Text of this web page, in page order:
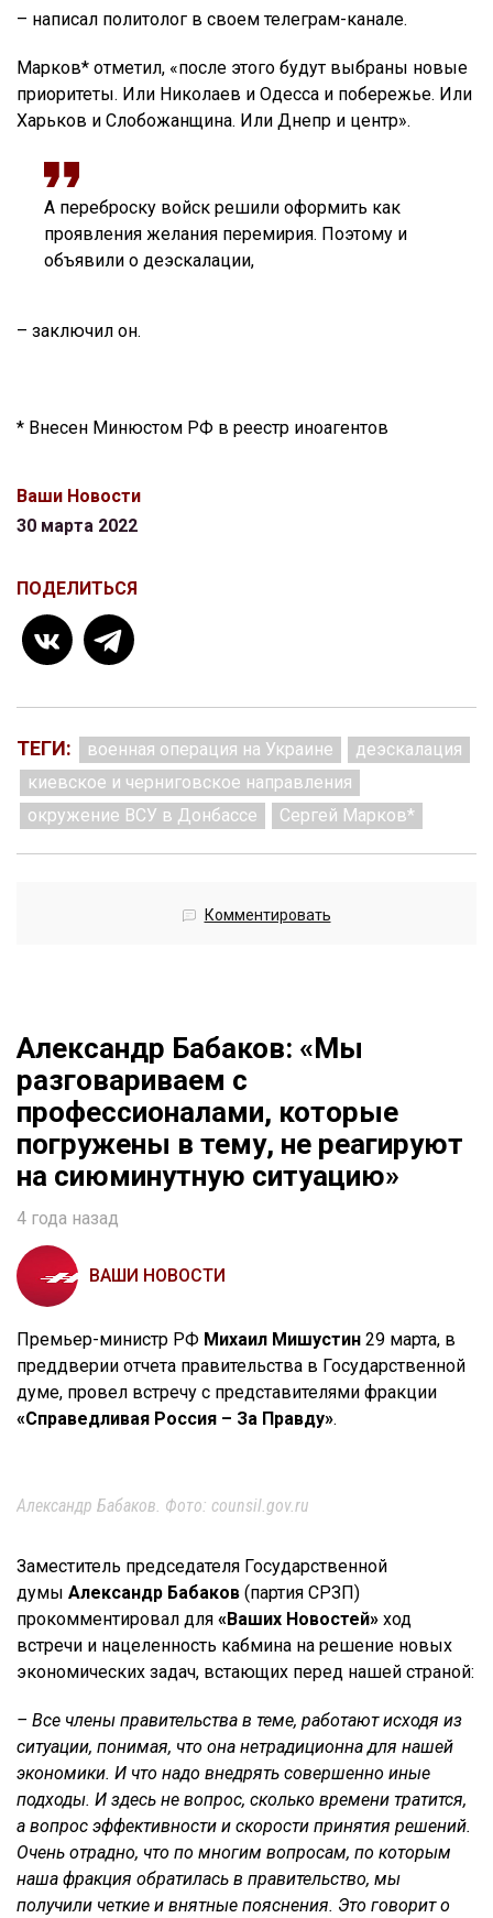
– написал политолог в своем телеграм-канале.
Марков* отметил, «после этого будут выбраны новые
приоритеты. Или Николаев и Одесса и побережье. Или
Харьков и Слобожанщина. Или Днепр и центр».
А переброску войск решили оформить как
проявления желания перемирия. Поэтому и
объявили о деэскалации,
– заключил он.
* Внесен Минюстом РФ в реестр иноагентов
Ваши Новости
30 марта 2022
ПОДЕЛИТЬСЯ
ТЕГИ: военная операция на Украине
деэскалация
киевское и черниговское направления
окружение ВСУ в Донбассе
Сергей Марков*
Комментировать
Александр Бабаков: «Мы
разговариваем с
профессионалами, которые
погружены в тему, не реагируют
на сиюминутную ситуацию»
4 года назад
ВАШИ НОВОСТИ
Премьер-министр РФ Михаил Мишустин 29 марта, в
преддверии отчета правительства в Государственной
думе, провел встречу с представителями фракции
«Справедливая Россия – За Правду».
Александр Бабаков. Фото: counsil.gov.ru
Заместитель председателя Государственной
думы Александр Бабаков (партия СРЗП)
прокомментировал для «Ваших Новостей» ход
встречи и нацеленность кабмина на решение новых
экономических задач, встающих перед нашей страной:
– Все члены правительства в теме, работают исходя из
ситуации, понимая, что она нетрадиционна для нашей
экономики. И что надо внедрять совершенно иные
подходы. И здесь не вопрос, сколько времени тратится,
а вопрос эффективности и скорости принятия решений.
Очень отрадно, что по многим вопросам, по которым
наша фракция обратилась в правительство, мы
получили четкие и внятные пояснения. Это говорит о